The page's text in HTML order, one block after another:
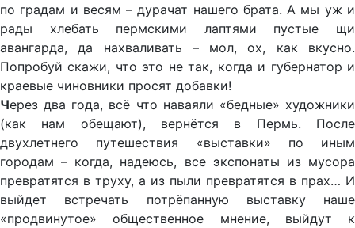
по градам и весям – дурачат нашего брата. А мы уж и
рады хлебать пермскими лаптями пустые щи
авангарда, да нахваливать – мол, ох, как вкусно.
Попробуй скажи, что это не так, когда и губернатор и
краевые чиновники просят добавки!
Через два года, всё что наваяли «бедные» художники
(как нам обещают), вернётся в Пермь. После
двухлетнего путешествия «выставки» по иным
городам – когда, надеюсь, все экспонаты из мусора
превратятся в труху, а из пыли превратятся в прах… И
выйдет встречать потрёпанную выставку наше
«продвинутое» общественное мнение, выйдут к